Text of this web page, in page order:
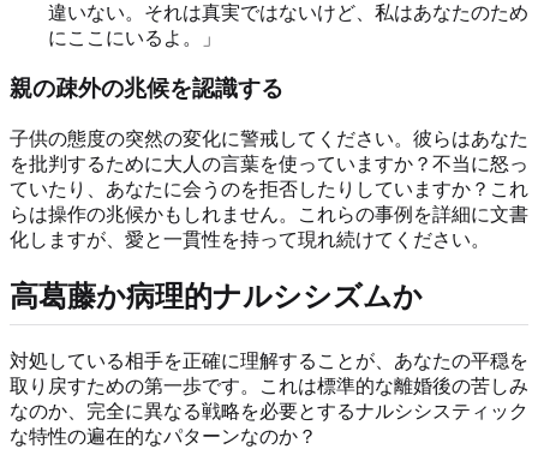
違いない。それは真実ではないけど、私はあなたのため
にここにいるよ。」
親の疎外の兆候を認識する
子供の態度の突然の変化に警戒してください。彼らはあなた
を批判するために大人の言葉を使っていますか？不当に怒っ
ていたり、あなたに会うのを拒否したりしていますか？これ
らは操作の兆候かもしれません。これらの事例を詳細に文書
化しますが、愛と一貫性を持って現れ続けてください。
高葛藤か病理的ナルシシズムか
対処している相手を正確に理解することが、あなたの平穏を
取り戻すための第一歩です。これは標準的な離婚後の苦しみ
なのか、完全に異なる戦略を必要とするナルシシスティック
な特性の遍在的なパターンなのか？